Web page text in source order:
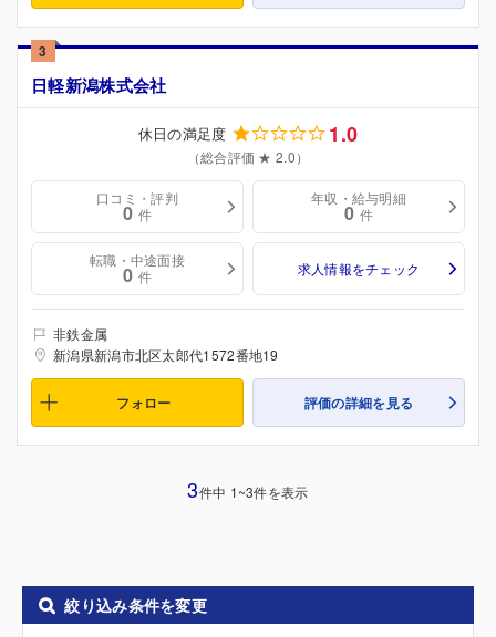
3
日軽新潟株式会社
休日の満足度 1.0
（総合評価 ★ 2.0）
口コミ・評判
0 件
年収・給与明細
0 件
転職・中途面接
0 件 求人情報をチェック
非鉄金属
新潟県新潟市北区太郎代1572番地19
フォロー 評価の詳細を見る
3件中 1~3件を表示
絞り込み条件を変更